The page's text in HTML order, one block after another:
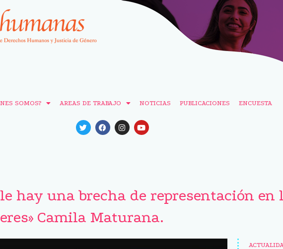
SOMOS? AREAS DE TRABAJO NOTICIAS PUBLICACIONES ENCUESTA
hay una brecha de representación en
Camila Maturana.